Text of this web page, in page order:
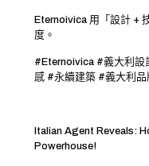
Eternoivica 用「設計 +
度。
#Eternoivica #義大利
感 #永續建築 #義大利
Italian Agent Reveals:
Powerhouse!